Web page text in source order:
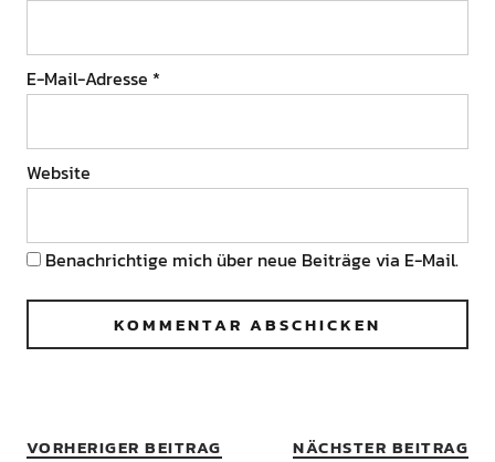
E-Mail-Adresse *
Website
Benachrichtige mich über neue Beiträge via E-Mail.
VORHERIGER BEITRAG NÄCHSTER BEITRAG